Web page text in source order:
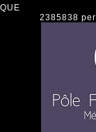
2385838